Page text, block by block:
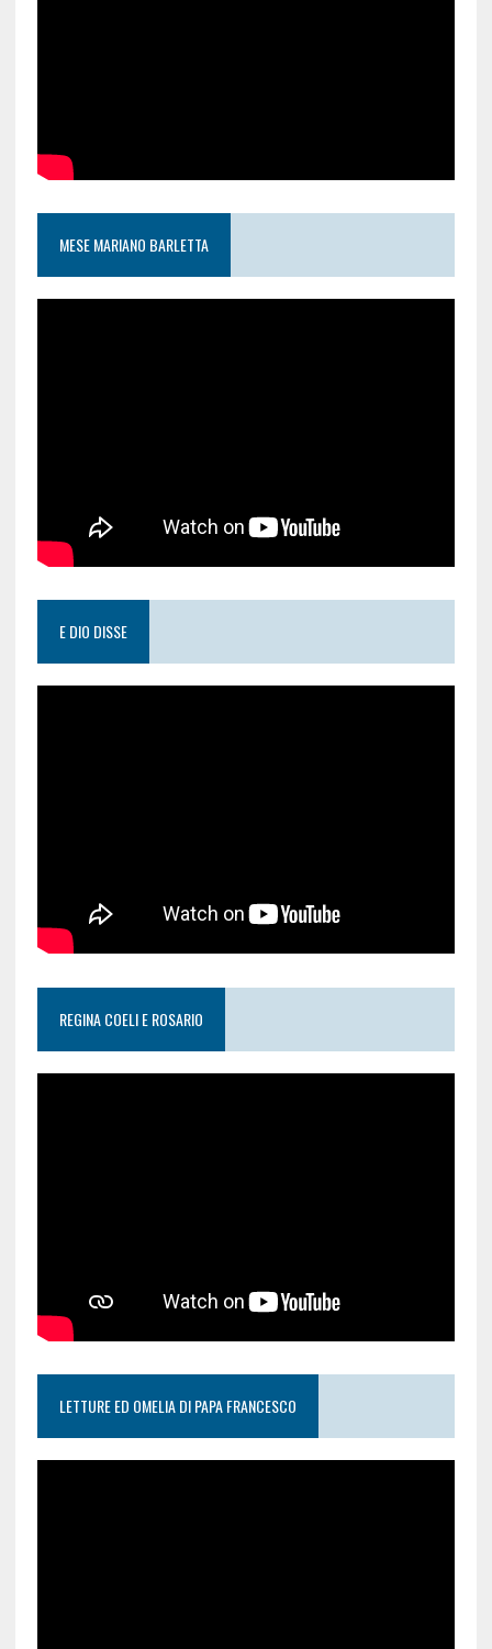
MESE MARIANO BARLETTA
E DIO DISSE
REGINA COELI E ROSARIO
LETTURE ED OMELIA DI PAPA FRANCESCO